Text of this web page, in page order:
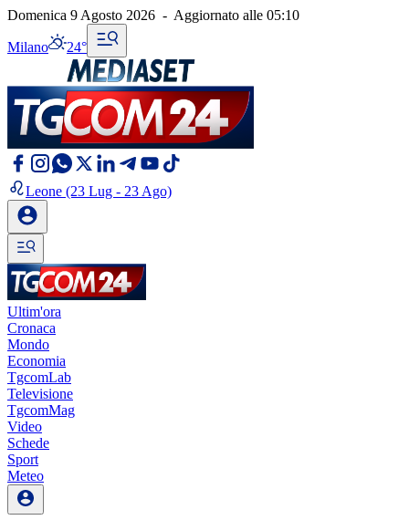
Domenica 9 Agosto 2026 - Aggiornato alle 05:10
Milano 24°
Leone (23 Lug - 23 Ago)
Ultim'ora
Cronaca
Mondo
Economia
TgcomLab
Televisione
TgcomMag
Video
Schede
Sport
Meteo